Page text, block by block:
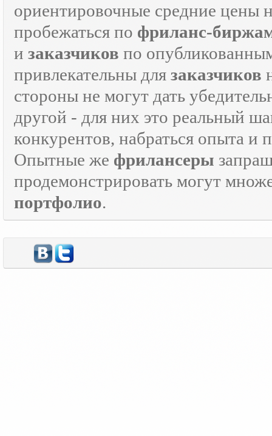
ориентировочные средние цены
пробежаться по фриланс-
и заказчиков по
привлекательны для заказчиков
стороны не могут дать
другой - для них это реальный
конкурентов, набраться опыта и
Опытные же фрилансеры
продемонстрировать могут
портфолио.